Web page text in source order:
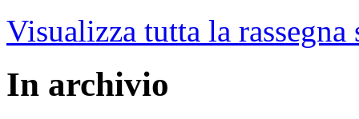
Visualizza tutta la rassegna
In archivio